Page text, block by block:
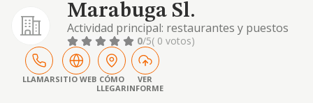
Marabuga Sl.
Actividad principal: restaurantes y puestos
de comidas. cnae 5610. - otras actividades:
establecimiento de bebidas. cnae 5630
0/5( 0 votos)
LLAMARSITIO WEB CÓMO
LLEGAR
VER
INFORME